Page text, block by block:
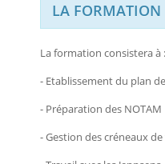
LA FORMATION
La formation consistera à :
- Etablissement du plan
- Préparation des NOTAM
- Gestion des créneaux